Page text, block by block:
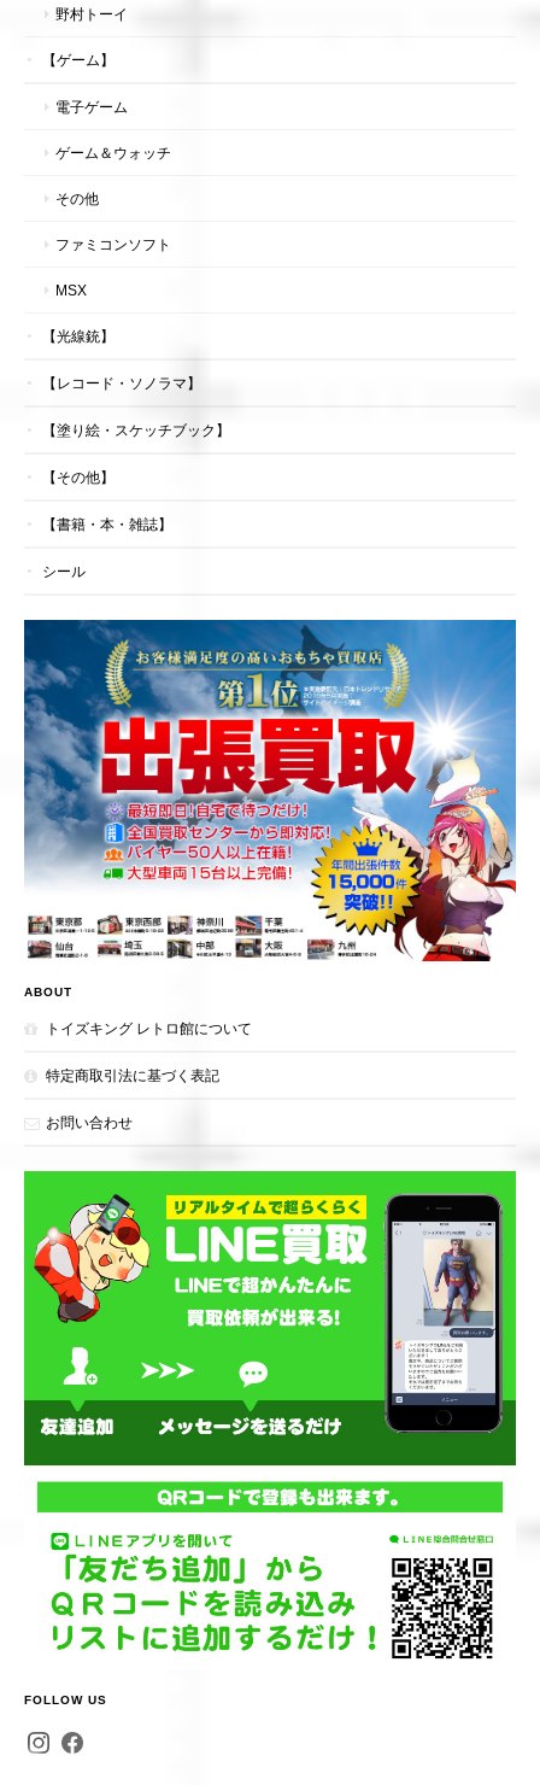
野村トーイ
【ゲーム】
電子ゲーム
ゲーム＆ウォッチ
その他
ファミコンソフト
MSX
【光線銃】
【レコード・ソノラマ】
【塗り絵・スケッチブック】
【その他】
【書籍・本・雑誌】
シール
ABOUT
トイズキング レトロ館について
特定商取引法に基づく表記
お問い合わせ
FOLLOW US